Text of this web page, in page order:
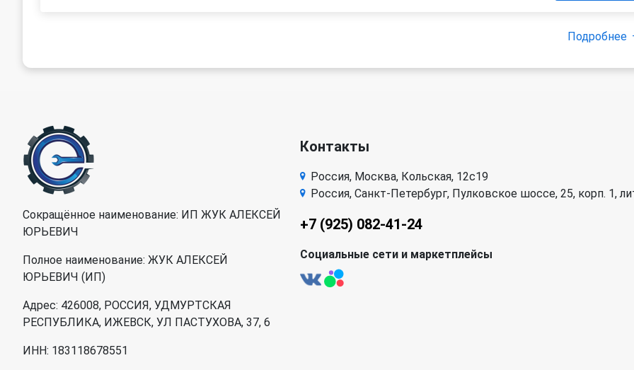
Подробнее
Сокращённое наименование: ИП ЖУК АЛЕКСЕЙ
ЮРЬЕВИЧ
Полное наименование: ЖУК АЛЕКСЕЙ
ЮРЬЕВИЧ (ИП)
Адрес: 426008, РОССИЯ, УДМУРТСКАЯ
РЕСПУБЛИКА, ИЖЕВСК, УЛ ПАСТУХОВА, 37, 6
ИНН: 183118678551
Контакты
Россия, Москва, Кольская, 12с19
Россия, Санкт-Петербург, Пулковское шоссе, 25, корп. 1,
+7 (925) 082-41-24
Социальные сети и маркетплейсы